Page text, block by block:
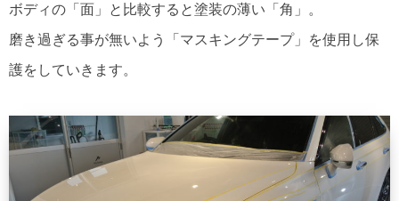
ボディの「面」と比較すると塗装の薄い「角」。
磨き過ぎる事が無いよう「マスキングテープ」を使用し保
護をしていきます。